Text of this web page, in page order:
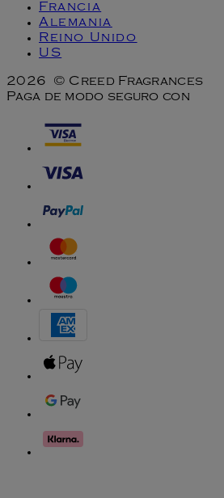
Francia
Alemania
Reino Unido
US
2026 © Creed Fragrances
Paga de modo seguro con